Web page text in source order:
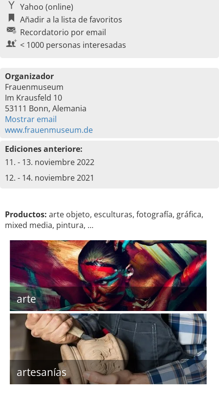
Yahoo (online)
Añadir a la lista de favoritos
Recordatorio por email
< 1000 personas interesadas
Organizador
Frauenmuseum
Im Krausfeld 10
53111 Bonn, Alemania
Mostrar email
www.frauenmuseum.de
Ediciones anteriore:
11. - 13. noviembre 2022
12. - 14. noviembre 2021
Productos: arte objeto, esculturas, fotografía, gráfica,
mixed media, pintura, …
arte
artesanías